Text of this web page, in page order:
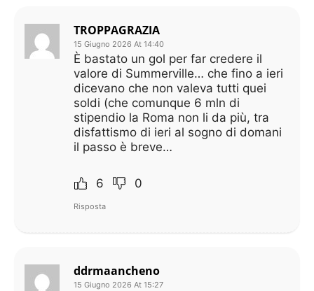
TROPPAGRAZIA
15 Giugno 2026 At 14:40
È bastato un gol per far credere il
valore di Summerville… che fino a ieri
dicevano che non valeva tutti quei
soldi (che comunque 6 mln di
stipendio la Roma non li da più, tra
disfattismo di ieri al sogno di domani
il passo è breve…
6 0
Risposta
ddrmaancheno
15 Giugno 2026 At 15:27